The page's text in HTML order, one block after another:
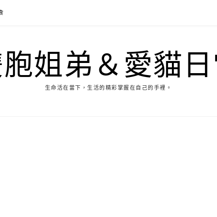
姐弟＆愛貓
生命活在當下，生活的精彩掌握在自己的手裡。